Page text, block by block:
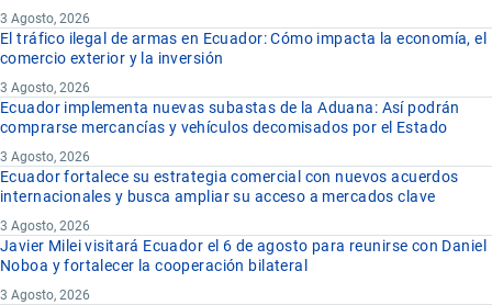
3 Agosto, 2026
El tráfico ilegal de armas en Ecuador: Cómo impacta la economía, el
comercio exterior y la inversión
3 Agosto, 2026
Ecuador implementa nuevas subastas de la Aduana: Así podrán
comprarse mercancías y vehículos decomisados por el Estado
3 Agosto, 2026
Ecuador fortalece su estrategia comercial con nuevos acuerdos
internacionales y busca ampliar su acceso a mercados clave
3 Agosto, 2026
Javier Milei visitará Ecuador el 6 de agosto para reunirse con Daniel
Noboa y fortalecer la cooperación bilateral
3 Agosto, 2026